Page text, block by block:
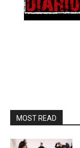
MOST READ